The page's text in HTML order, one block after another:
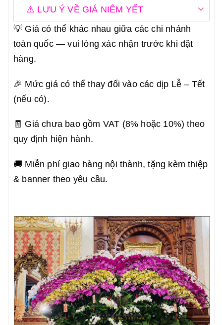
⚠️ LƯU Ý VỀ GIÁ NIÊM YẾT
💡 Giá có thể khác nhau giữa các chi nhánh
toàn quốc — vui lòng xác nhận trước khi đặt
hàng.
🎉 Mức giá có thể thay đổi vào các dịp Lễ – Tết
(nếu có).
🧾 Giá chưa bao gồm VAT (8% hoặc 10%) theo
quy định hiện hành.
🚚 Miễn phí giao hàng nội thành, tặng kèm thiệp
& banner theo yêu cầu.